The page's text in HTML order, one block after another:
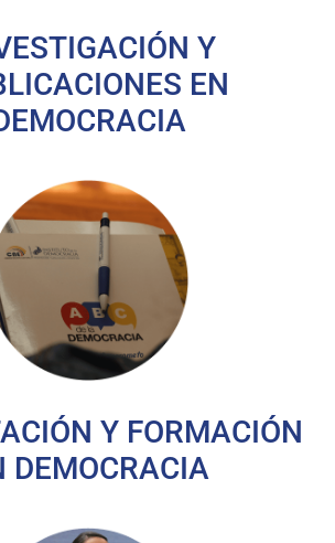
Y
EN
Y FORMACIÓN
DEMOCRACIA